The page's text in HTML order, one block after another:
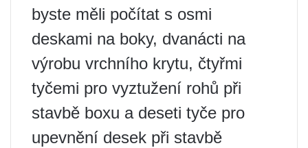
byste měli počítat s osmi
deskami na boky, dvanácti na
výrobu vrchního krytu, čtyřmi
tyčemi pro vyztužení rohů při
stavbě boxu a deseti tyče pro
upevnění desek při stavbě